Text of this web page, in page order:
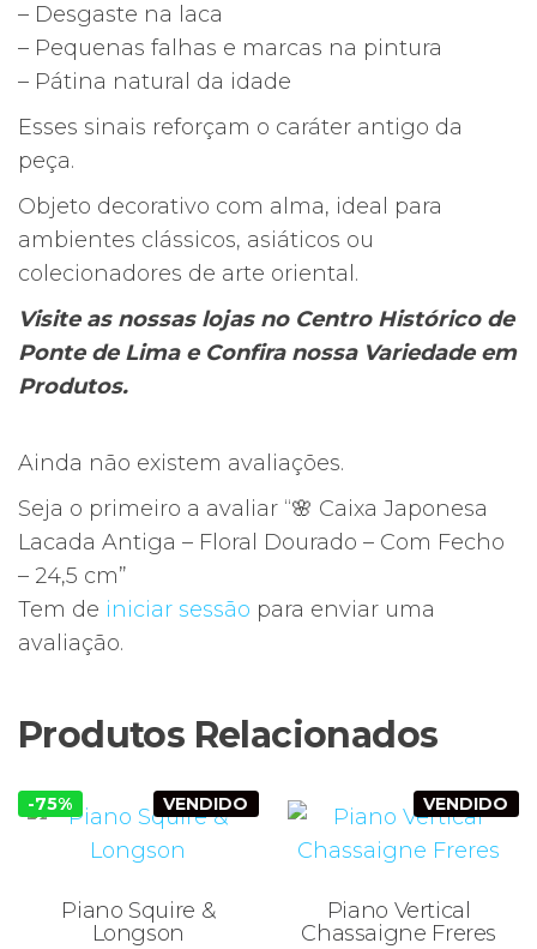
– Desgaste na laca
– Pequenas falhas e marcas na pintura
– Pátina natural da idade
Esses sinais reforçam o caráter antigo da
peça.
Objeto decorativo com alma, ideal para
ambientes clássicos, asiáticos ou
colecionadores de arte oriental.
Visite as nossas lojas no Centro Histórico de
Ponte de Lima e Confira nossa Variedade em
Produtos.
Ainda não existem avaliações.
Seja o primeiro a avaliar “🌸 Caixa Japonesa
Lacada Antiga – Floral Dourado – Com Fecho
– 24,5 cm”
Tem de iniciar sessão para enviar uma
avaliação.
Produtos Relacionados
-75% VENDIDO
Piano Squire &
Longson
VENDIDO
Piano Vertical
Chassaigne Freres